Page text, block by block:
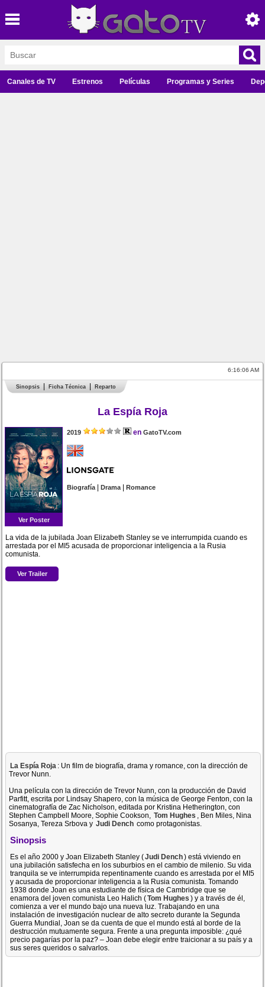
Canales de TV Estrenos Películas Programas y Series
6:16:06 AM
Sinopsis Ficha Técnica Reparto
La Espía Roja
Ver Poster
2019 en GatoTV.com
Biografía|Drama|Romance
La vida de la jubilada Joan Elizabeth Stanley se ve interrumpida cuando es
arrestada por el MI5 acusada de proporcionar inteligencia a la Rusia
comunista.
Ver Trailer
La Espía Roja : Un film de biografía, drama y romance, con la dirección de
Trevor Nunn.
Una película con la dirección de Trevor Nunn, con la producción de David
Parfitt, escrita por Lindsay Shapero, con la música de George Fenton, con la
cinematografía de Zac Nicholson, editada por Kristina Hetherington, con
Stephen Campbell Moore, Sophie Cookson, Tom Hughes , Ben Miles, Nina
Sosanya, Tereza Srbova y Judi Dench como protagonistas.
Sinopsis
Es el año 2000 y Joan Elizabeth Stanley (Judi Dench) está viviendo en
una jubilación satisfecha en los suburbios en el cambio de milenio. Su vida
tranquila se ve interrumpida repentinamente cuando es arrestada por el MI5
y acusada de proporcionar inteligencia a la Rusia comunista. Tomando
1938 donde Joan es una estudiante de física de Cambridge que se
enamora del joven comunista Leo Halich (Tom Hughes ) y a través de él,
comienza a ver el mundo bajo una nueva luz. Trabajando en una
instalación de investigación nuclear de alto secreto durante la Segunda
Guerra Mundial, Joan se da cuenta de que el mundo está al borde de la
destrucción mutuamente segura. Frente a una pregunta imposible: ¿qué
precio pagarías por la paz? – Joan debe elegir entre traicionar a su país y a
sus seres queridos o salvarlos.